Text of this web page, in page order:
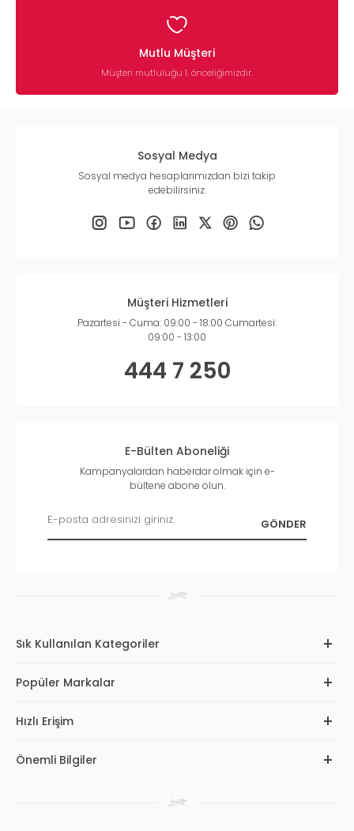
Mutlu Müşteri
Müşteri mutluluğu 1. önceliğimizdir.
Sosyal Medya
Sosyal medya hesaplarımızdan bizi takip
edebilirsiniz.
Müşteri Hizmetleri
Pazartesi - Cuma: 09:00 - 18:00 Cumartesi:
09:00 - 13:00
444 7 250
E-Bülten Aboneliği
Kampanyalardan haberdar olmak için e-
bültene abone olun.
Sık Kullanılan Kategoriler
Popüler Markalar
Hızlı Erişim
Önemli Bilgiler